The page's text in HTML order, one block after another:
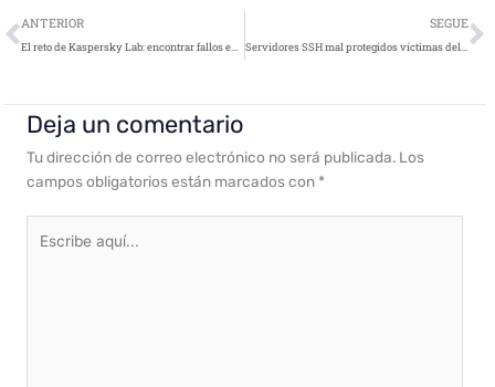
Ant
ANTERIOR
El reto de Kaspersky Lab: encontrar fallos en los dispositivos IoT en una competición de “capturar la bandera”
SEGUE
Servidores SSH mal protegidos víctimas del botnet Chalubo
Deja un comentario
Tu dirección de correo electrónico no será publicada. Los
campos obligatorios están marcados con *
aquí...